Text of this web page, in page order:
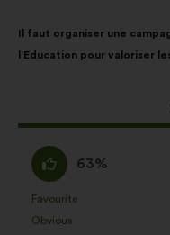
content
Il faut organiser une
l’Éducation pour valoriser
the
following
I
agree
:
63%
Favourite
:times
Obvious
:times